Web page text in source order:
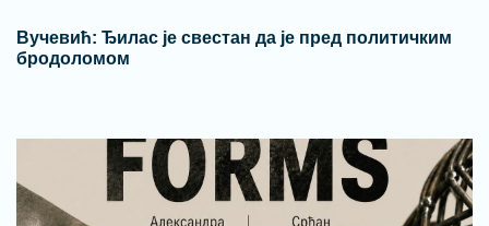
Вучевић: Ђилас је свестан да је пред политичким
бродоломом